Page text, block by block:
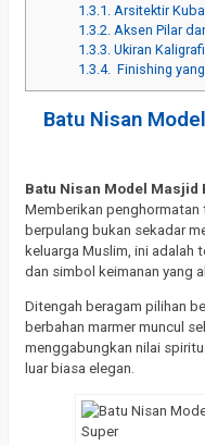
1.3.1. Arsitektir
1.3.2. Aksen Pilar
1.3.3. Ukiran
1.3.4. Finishing
Batu Nisan
Batu Nisan Model Masjid
Memberikan penghormatan
berpulang bukan sekadar
keluarga Muslim, ini adalah
dan simbol keimanan yang
Ditengah beragam pilihan
berbahan marmer muncul
menggabungkan nilai
luar biasa elegan.